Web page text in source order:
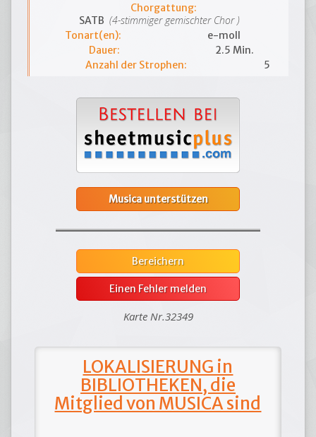
Chorgattung:
SATB (4-stimmiger gemischter Chor )
Tonart(en):
e-moll
Dauer:
2.5 Min.
Anzahl der Strophen:
5
Musica unterstützen
Bereichern
Einen Fehler melden
Karte Nr.32349
LOKALISIERUNG in
BIBLIOTHEKEN, die
Mitglied von MUSICA sind